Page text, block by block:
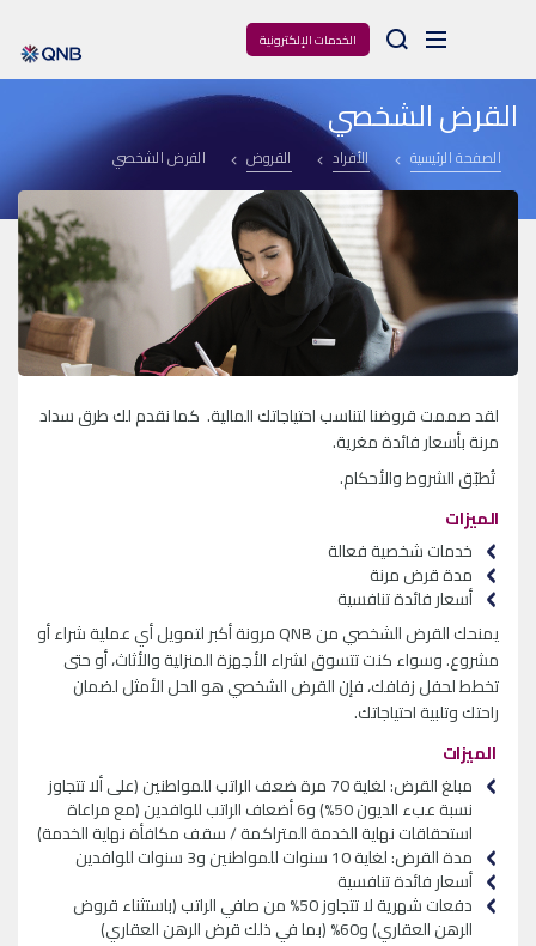
الخدمات الإلكترونية Arama
القرض الشخصي
الصفحة الرئيسية الأفراد القروض القرض الشخصي
لقد صممت قروضنا لتناسب احتياجاتك المالية. كما نقدم لك طرق سداد
مرنة بأسعار فائدة مغرية.
تُطبّق الشروط والأحكام.
الميزات
خدمات شخصية فعالة
مدة قرض مرنة
أسعار فائدة تنافسية
يمنحك القرض الشخصي منQNBمرونة أكبر لتمويل أي عملية شراء أو
مشروع. وسواء كنت تتسوق لشراء الأجهزة المنزلية والأثاث، أو حتى
تخطط لحفل زفافك، فإن القرض الشخصي هو الحل الأمثل لضمان
راحتك وتلبية احتياجاتك.
الميزات
مبلغ القرض: لغاية 70 مرة ضعف الراتب للمواطنين (على ألا تتجاوز
نسبة عبء الديون 50%) و6 أضعاف الراتب للوافدين (مع مراعاة
استحقاقات نهاية الخدمة المتراكمة / سقف مكافأة نهاية الخدمة)
مدة القرض: لغاية 10 سنوات للمواطنين و3 سنوات للوافدين
أسعار فائدة تنافسية
دفعات شهرية لا تتجاوز 50 %من صافي الراتب (باستثناء قروض
الرهن العقاري) و60 %(بما في ذلك قرض الرهن العقاري)